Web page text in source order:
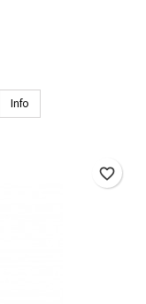
Info
favorite_border